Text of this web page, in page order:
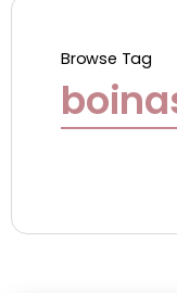
Browse Tag